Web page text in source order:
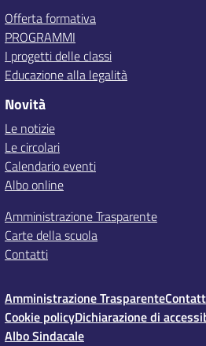
Offerta formativa
PROGRAMMI
I progetti delle classi
Educazione alla legalità
Novità
Le notizie
Le circolari
Calendario eventi
Albo online
Amministrazione Trasparente
Carte della scuola
Contatti
Amministrazione Trasparente
Cookie policyDichiarazione di
Albo Sindacale